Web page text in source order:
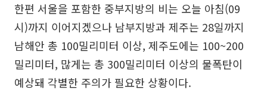
한편 서울을 포함한 중부지방의 비는 오늘 아침(09
시)까지 이어지겠으나 남부지방과 제주는 28일까지
남해안 총 100밀리미터 이상, 제주도에는 100~200
밀리미터, 많게는 총 300밀리미터 이상의 물폭탄이
예상돼 각별한 주의가 필요한 상황이다.